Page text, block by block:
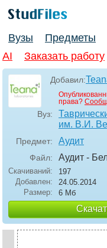
Вузы Предметы
AI
Заказать работу
Добавил:
права?
Вуз:
им. В.И.
Предмет: Аудит
Файл: Аудит -
Скачиваний:
197
Добавлен:
24.05.2014
Размер:
6 Мб